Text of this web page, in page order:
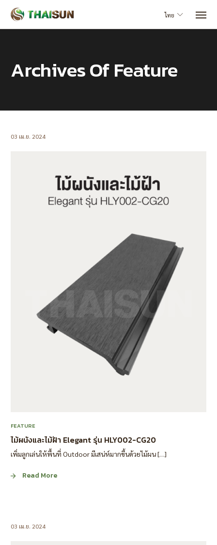
ไทย
Archives Of Feature
03 เม.ย. 2024
FEATURE
ไม้ผนังและไม้ฝ้า Elegant รุ่น HLY002-CG20
เพิ่มลูกเล่นให้พื้นที่ Outdoor มีเสน่ห์มากขึ้นด้วยไม้ผน […]
Read More
03 เม.ย. 2024